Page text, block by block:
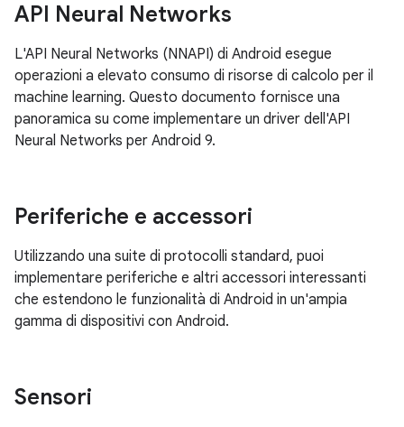
API Neural Networks
L'API Neural Networks (NNAPI) di Android esegue
operazioni a elevato consumo di risorse di calcolo per il
machine learning. Questo documento fornisce una
panoramica su come implementare un driver dell'API
Neural Networks per Android 9.
Periferiche e accessori
Utilizzando una suite di protocolli standard, puoi
implementare periferiche e altri accessori interessanti
che estendono le funzionalità di Android in un'ampia
gamma di dispositivi con Android.
Sensori